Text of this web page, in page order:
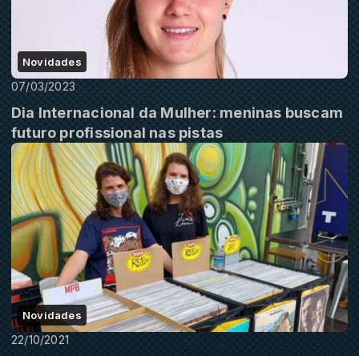
Novidades
07/03/2023
Dia Internacional da Mulher: meninas buscam
futuro profissional nas pistas
Novidades
22/10/2021